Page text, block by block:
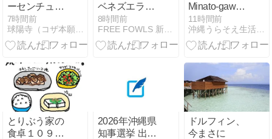
ーセンチュリ
ー様（沖縄
市）』
7時間前
球陽寺（コザ本願寺）・オフィシャルブログ
ベネズエラ→
キプロス?ア
リ移動の真相
考察
8時間前
FREE FOWLS 新石垣島ブログ
Minato-gawa,
Urasoe,
Okinawa: This
Morning’s
Stormy Skies
and Today’s
Life (August 7,
2026)
11時間前
沖縄うらそえ生活｜介護・DIY・日々の記録
とりぶう家の
食卓１０９～
2026年沖縄県
知事選挙 出馬
ドルフィン、
今まさに